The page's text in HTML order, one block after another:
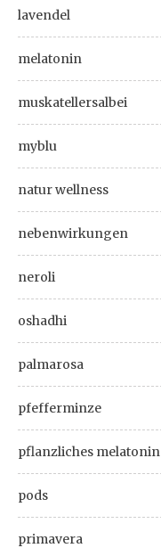
lavendel
melatonin
muskatellersalbei
myblu
natur wellness
nebenwirkungen
neroli
oshadhi
palmarosa
pfefferminze
pflanzliches melatonin
pods
primavera